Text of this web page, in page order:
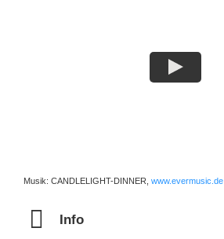
Musik: CANDLELIGHT-DINNER, www.evermusic.de
Info